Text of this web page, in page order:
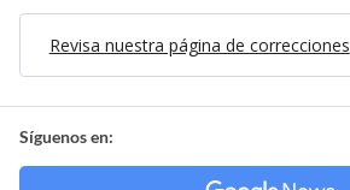
Revisa nuestra página de correcciones
Síguenos en: